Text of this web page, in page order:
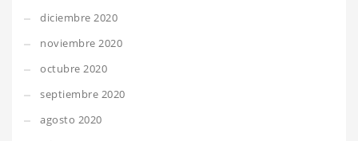
diciembre 2020
noviembre 2020
octubre 2020
septiembre 2020
agosto 2020